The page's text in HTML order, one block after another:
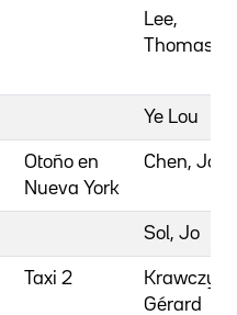
Lee,
Thomas
Ye Lou
Otoño en
Nueva York
Chen,
Sol, Jo
Taxi 2
Krawczyk,
Gérard